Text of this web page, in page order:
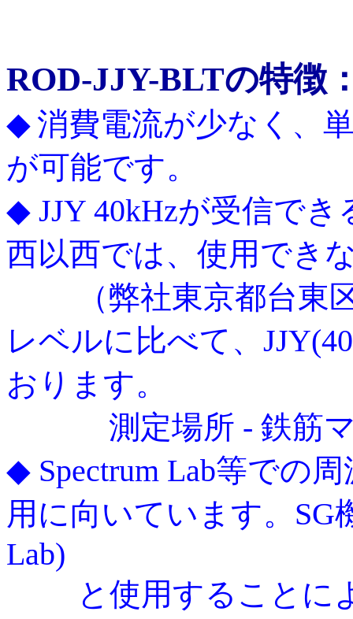
ROD-JJY-BLTの特徴
◆ 消費電流が少なく、
が可能です。
◆ JJY 40kHzが受信で
西以西では、使用でき
（弊社東京都台東区
レベルに比べて、
おります。
測定場所 - 鉄筋マ
◆ Spectrum Lab等での
用に向いています。SG
Lab)
と使用することによ